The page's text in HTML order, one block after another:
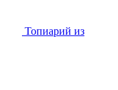
Топиарий из